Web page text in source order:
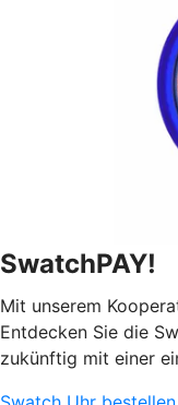
SwatchPAY!
Mit unserem
Entdecken Sie die
zukünftig mit einer